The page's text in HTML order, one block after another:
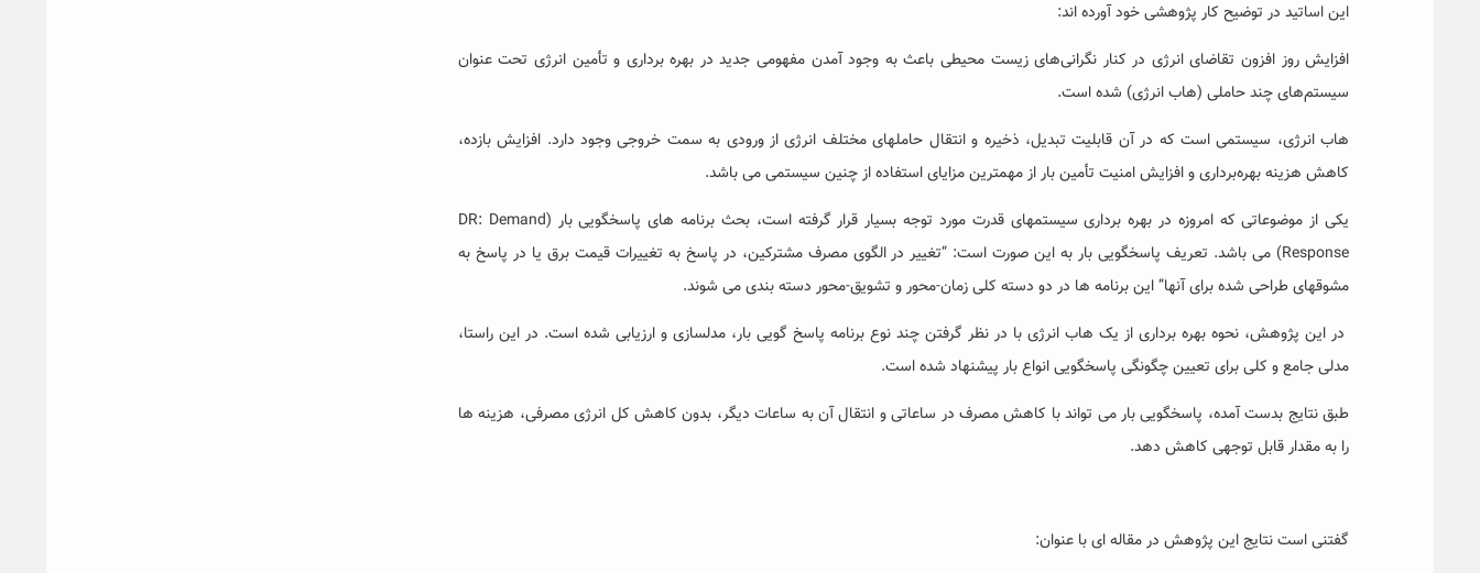
این اساتید در توضیح کار پژوهشی خود آورده اند:
افزایش روز افزون تقاضای انرژی در کنار نگرانی‌های زیست محیطی باعث به وجود آمدن مفهومی جدید در بهره برداری و تأمین انرژی تحت عنوان
سیستم‌های چند حاملی (هاب انرژی) شده است.
هاب انرژی، سیستمی است که در آن قابلیت تبدیل، ذخیره و انتقال حاملهای مختلف انرژی از ورودی به سمت خروجی وجود دارد. افزایش بازده،
کاهش هزینه بهره‌برداری و افزایش امنیت تأمین بار از مهمترین مزایای استفاده از چنین سیستمی می باشد.
یکی از موضوعاتی که امروزه در بهره برداری سیستمهای قدرت مورد توجه بسیار قرار گرفته است، بحث برنامه های پاسخگویی بار (DR: Demand
Response) می باشد. تعریف پاسخگویی بار به این صورت است: “تغییر در الگوی مصرف مشترکین، در پاسخ به تغییرات قیمت برق یا در پاسخ به
مشوقهای طراحی شده برای آنها” این برنامه ها در دو دسته کلی زمان-محور و تشویق-محور دسته بندی می شوند.
در این پژوهش، نحوه بهره برداری از یک هاب انرژی با در نظر گرفتن چند نوع برنامه پاسخ گویی بار، مدلسازی و ارزیابی شده است. در این راستا،
مدلی جامع و کلی برای تعیین چگونگی پاسخگویی انواع بار پیشنهاد شده است.
طبق نتایج بدست آمده، پاسخگویی بار می تواند با کاهش مصرف در ساعاتی و انتقال آن به ساعات دیگر، بدون کاهش کل انرژی مصرفی، هزینه ها
را به مقدار قابل توجهی کاهش دهد.
گفتنی است نتایج این پژوهش در مقاله ای با عنوان: